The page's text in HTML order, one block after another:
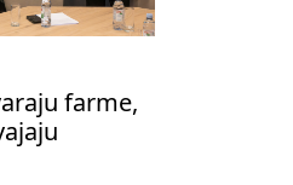
farme,